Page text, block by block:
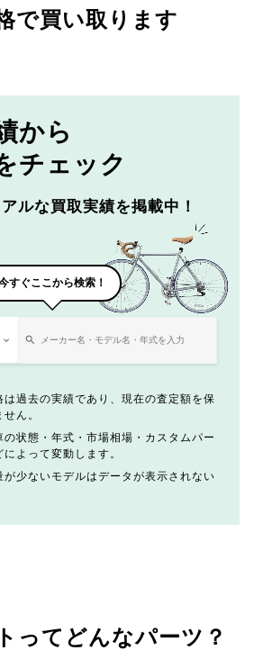
で買い取ります
から
チェック
ルな買取実績を掲載中！
すぐここから検索！
は過去の実績であり、現在の査定額を保
ん。
の状態・年式・市場相場・カスタムパー
よって変動します。
が少ないモデルはデータが表示されない
ってどんなパーツ？